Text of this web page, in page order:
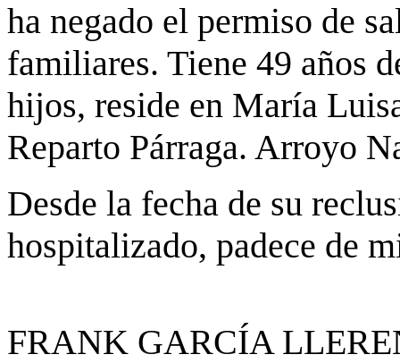
ha negado el permiso de
familiares. Tiene 49 años
hijos, reside en María
Reparto Párraga. Arroyo
Desde la fecha de su
hospitalizado, padece de
FRANK GARCÍA